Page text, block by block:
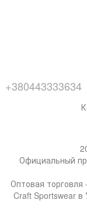
+380443333634
Официальный
Оптовая
Craft Sportswear